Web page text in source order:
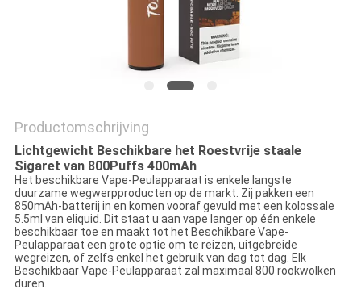
Productomschrijving
Lichtgewicht Beschikbare het Roestvrije staale
Sigaret van 800Puffs 400mAh
Het beschikbare Vape-Peulapparaat is enkele langste
duurzame wegwerpproducten op de markt. Zij pakken een
850mAh-batterij in en komen vooraf gevuld met een kolossale
5.5ml van eliquid. Dit staat u aan vape langer op één enkele
beschikbaar toe en maakt tot het Beschikbare Vape-
Peulapparaat een grote optie om te reizen, uitgebreide
wegreizen, of zelfs enkel het gebruik van dag tot dag. Elk
Beschikbaar Vape-Peulapparaat zal maximaal 800 rookwolken
duren.